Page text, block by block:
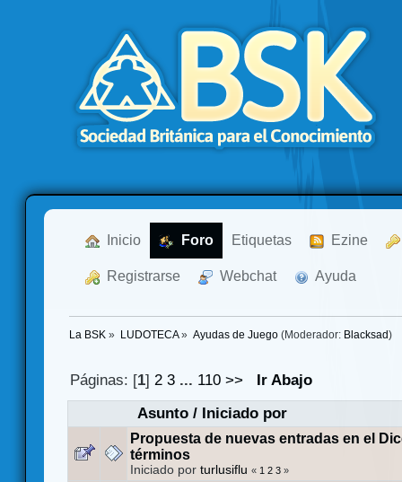
Inicio Foro Etiquetas Ezine
Registrarse Webchat Ayuda
La BSK » LUDOTECA» Ayudas de Juego(Moderador: Blacksad )
Páginas: [1]2 3 ... 110 >>
Ir Abajo
Asunto/ Iniciado por
Propuesta de nuevas entradas en el
términos
Iniciado por turlusiflu « 1 2 3 »